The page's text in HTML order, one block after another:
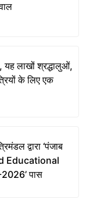
यह लाखों श्रद्धालुओं,
के लिए एक
द्वारा ‘पंजाब
Educational
पास